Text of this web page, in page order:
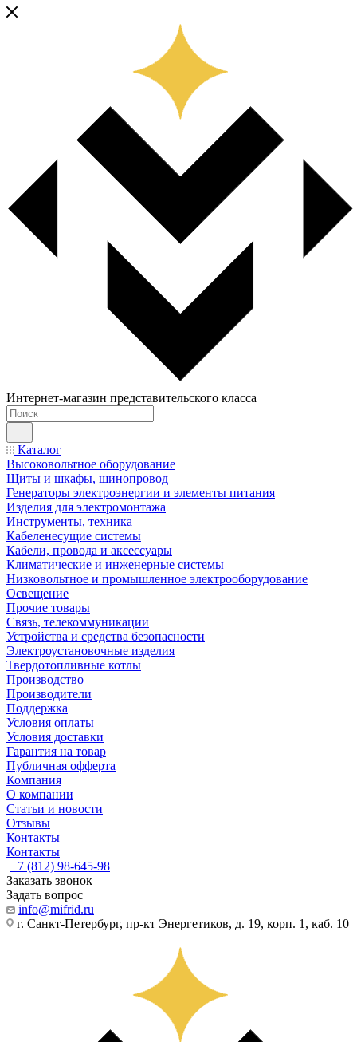
Интернет-магазин представительского класса
Каталог
Высоковольтное оборудование
Щиты и шкафы, шинопровод
Генераторы электроэнергии и элементы питания
Изделия для электромонтажа
Инструменты, техника
Кабеленесущие системы
Кабели, провода и аксессуары
Климатические и инженерные системы
Низковольтное и промышленное электрооборудование
Освещение
Прочие товары
Связь, телекоммуникации
Устройства и средства безопасности
Электроустановочные изделия
Твердотопливные котлы
Производство
Производители
Поддержка
Условия оплаты
Условия доставки
Гарантия на товар
Публичная офферта
Компания
О компании
Статьи и новости
Отзывы
Контакты
Контакты
+7 (812) 98-645-98
Заказать звонок
Задать вопрос
info@mifrid.ru
г. Санкт-Петербург, пр-кт Энергетиков, д. 19, корп. 1, каб. 10